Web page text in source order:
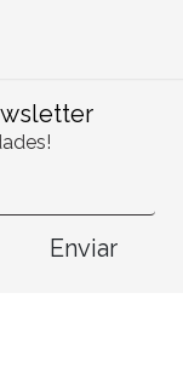
Enviar